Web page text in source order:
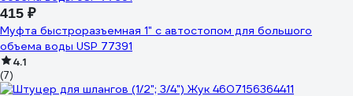
415 ₽
Муфта быстроразъемная 1" с автостопом для большого
объема воды USP 77391
4.1
(7)